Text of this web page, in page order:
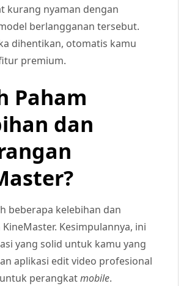
kurang nyaman dengan
berlangganan tersebut.
dihentikan, otomatis kamu
premium.
Paham
dan
beberapa kelebihan dan
Kesimpulannya, ini
yang solid untuk kamu yang
aplikasi edit video profesional
perangkatmobile.